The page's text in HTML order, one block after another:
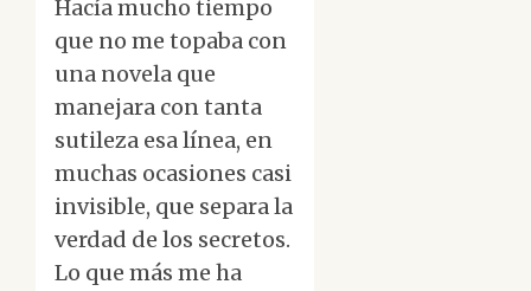
Hacía mucho tiempo
que no me topaba con
una novela que
manejara con tanta
sutileza esa línea, en
muchas ocasiones casi
invisible, que separa la
verdad de los secretos.
Lo que más me ha